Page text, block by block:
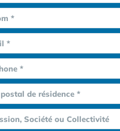
*
*
*
de résidence *
Société ou Collectivité